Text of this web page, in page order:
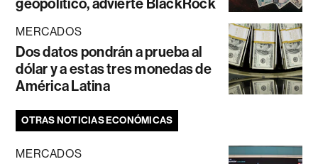
MERCADOS
Dos datos pondrán a prueba al
dólar y a estas tres monedas de
América Latina
OTRAS NOTICIAS ECONÓMICAS
MERCADOS